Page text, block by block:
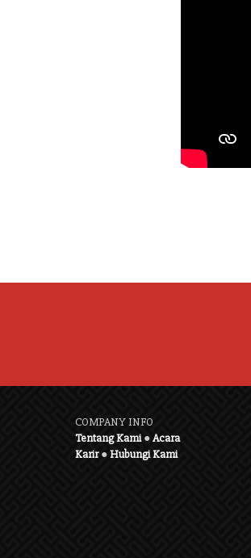
COMPANY INFO
Tentang Kami●Acara
Karir●Hubungi Kami